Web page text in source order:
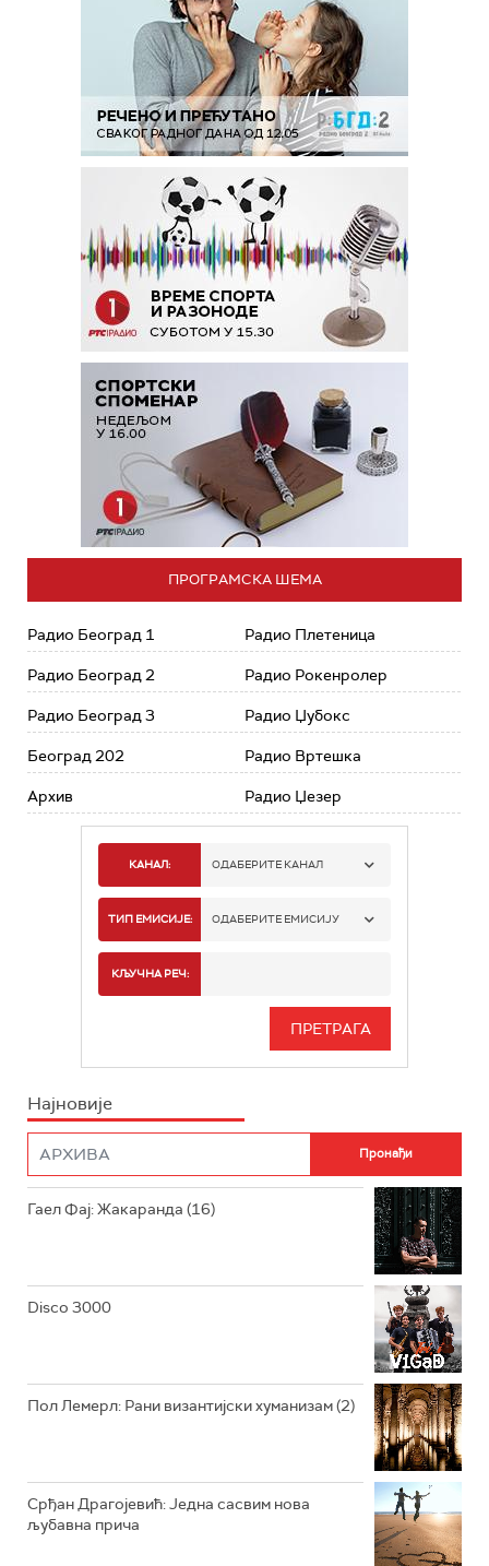
ПРОГРАМСКА ШЕМА
Радио Београд 1
Радио Београд 2
Радио Београд 3
Београд 202
Архив
Радио Плетеница
Радио Рокенролер
Радио Џубокс
Радио Вртешка
Радио Џезер
КАНАЛ: ОДАБЕРИТЕ КАНАЛ
РАДИО БЕОГРАД 1
РАДИО БЕОГРАД 3
РАДИО РОКЕНРОЛЕР
РАДИО ЏЕЗЕР
ТИП ЕМИСИЈЕ: ОДАБЕРИТЕ ЕМИСИЈУ
ИНФО
КЉУЧНА РЕЧ:
Најновије
Гаел Фај: Жакаранда (16)
Disco 3000
Пол Лемерл: Рани византијски хуманизам (2)
Срђан Драгојевић: Једна сасвим нова
љубавна прича